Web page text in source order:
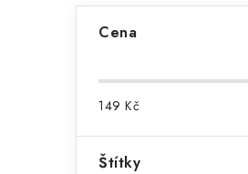
t
Cena
149 Kč
Štítky